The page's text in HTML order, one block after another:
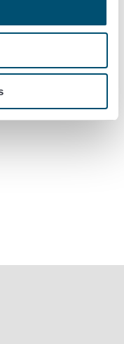
betydelse.